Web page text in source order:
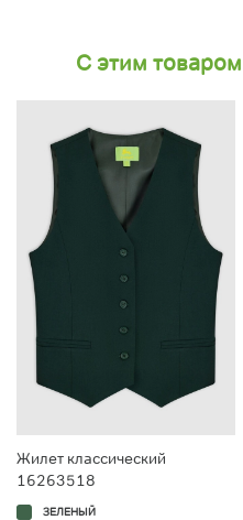
С этим
Жилет классический
16263518
ЗЕЛЕНЫЙ